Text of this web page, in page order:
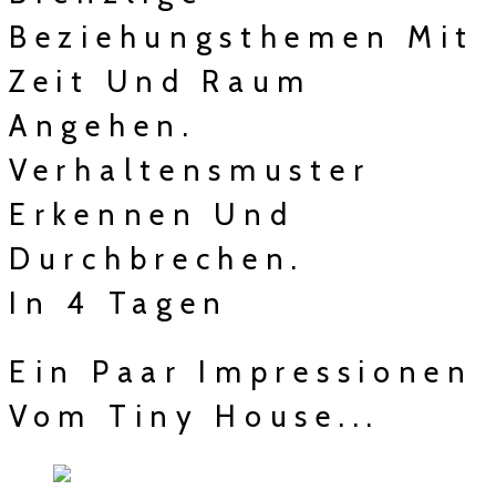
Beziehungsthemen Mit
Zeit Und Raum
Angehen.
Verhaltensmuster
Erkennen Und
Durchbrechen.
In 4 Tagen
Ein Paar Impressionen
Vom Tiny House...